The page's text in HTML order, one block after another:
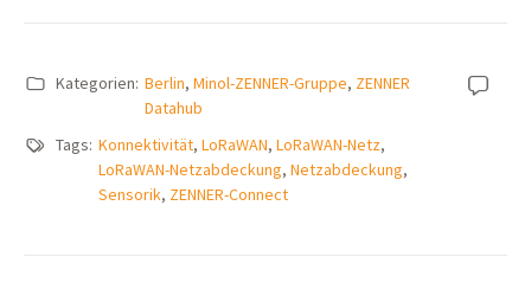
Kategorien: Berlin, Minol-ZENNER-Gruppe, ZENNER
Datahub
Tags: Konnektivität, LoRaWAN, LoRaWAN-Netz,
LoRaWAN-Netzabdeckung, Netzabdeckung,
Sensorik, ZENNER-Connect